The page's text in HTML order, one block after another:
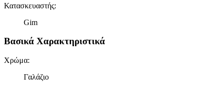
Κατασκευαστής:
Gim
Βασικά Χαρακτηριστικά
Χρώμα:
Γαλάζιο